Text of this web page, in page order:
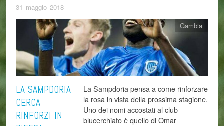
31 maggio 2018
LA SAMPDORIA
CERCA
RINFORZI IN
Gambia
La Sampdoria pensa a come rinforzare
la rosa in vista della prossima stagione.
Uno dei nomi accostati al club
blucerchiato è quello di Omar